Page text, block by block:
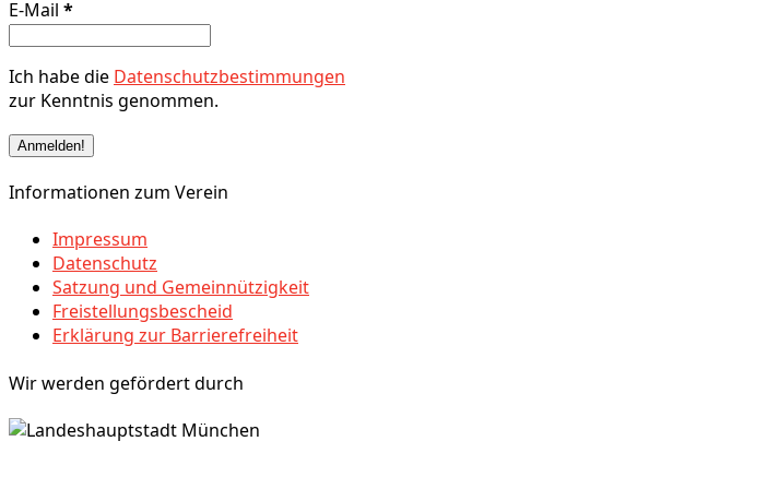
E-Mail *
Ich habe die Datenschutzbestimmungen
zur Kenntnis genommen.
Informationen zum Verein
Impressum
Datenschutz
Satzung und Gemeinnützigkeit
Freistellungsbescheid
Erklärung zur Barrierefreiheit
Wir werden gefördert durch